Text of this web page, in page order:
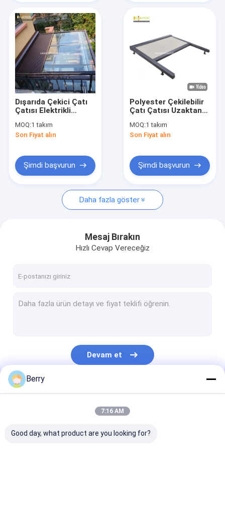
Ürün
Bizim Hakkımızda
Fabrika turu
Kalite Kontrolü
Haberler
Bir İndirim İste
Çekilebilir Çatlak Donanımı
Çekici Pencere Çatısı
Çekilebilir Çatı Çatısı
Güneşlikli Yelken
Pergola Çatısı Kitleri
Dışarıda Çekici Çatı
Çatısı Elektrikli
Patio Çatıları
MOQ:1 takım
Son Fiyat alın
Şimdi başvurun
Polyester Çekilebilir
Çatı Çatısı Uzaktan
Çekilebilir Çatı
Konservatuarı
MOQ:1 takım
Son Fiyat alın
Şimdi başvurun
Daha fazla göster
Mesaj Bırakın
Hızlı Cevap Vereceğiz
Devam et
Kategorilerimiz
Berry
7:16 AM
Good day, what product are you looking for?